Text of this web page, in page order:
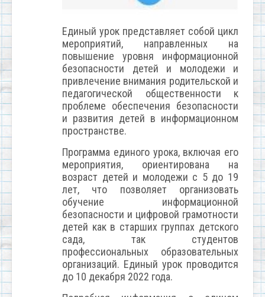
Единый урок представляет собой цикл
мероприятий, направленных на
повышение уровня информационной
безопасности детей и молодежи и
привлечение внимания родительской и
педагогической общественности к
проблеме обеспечения безопасности
и развития детей в информационном
пространстве.
Программа единого урока, включая его
мероприятия, ориентирована на
возраст детей и молодежи с 5 до 19
лет, что позволяет организовать
обучение информационной
безопасности и цифровой грамотности
детей как в старших группах детского
сада, так студентов
профессиональных образовательных
организаций. Единый урок проводится
до 10 декабря 2022 года.